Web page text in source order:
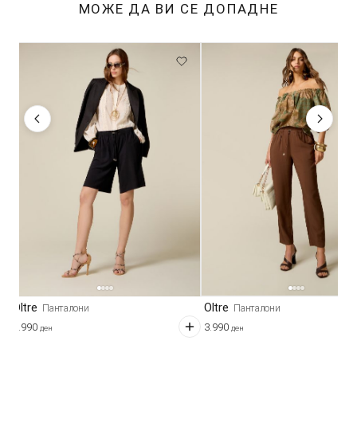
МОЖЕ ДА ВИ СЕ ДОПАДНЕ
Oltre Панталони
2.990 ден
Oltre Панталони
3.990 ден